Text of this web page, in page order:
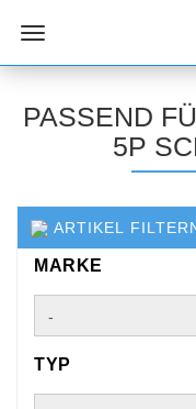
PASSEND
5P
ARTIKEL
MARKE
MARKE
TYP
TYP